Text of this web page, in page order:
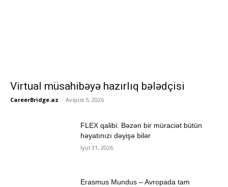
Virtual müsahibəyə hazırlıq bələdçisi
CareerBridge.az - Avqust 5, 2026
FLEX qalibi: Bəzən bir müraciət bütün
həyatınızı dəyişə bilər
İyul 31, 2026
Erasmus Mundus – Avropada tam